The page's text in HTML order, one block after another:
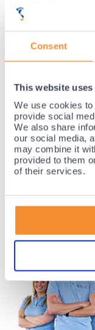
Consent
This website
We use cookies
provide social
We also share
our social media,
may combine it
provided to them
of their services.
Zeer effectieve
verstelbaar is,
35 jaar medische
Nr.1 in Benelux en
Gratis verzending
Voor 23:00
Gratis retourneren
Achteraf betalen